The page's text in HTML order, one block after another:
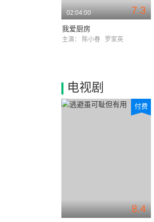
7.3
02:04:00
我爱厨房
主演： 陈小春 罗家英
电视剧
8.4
付费